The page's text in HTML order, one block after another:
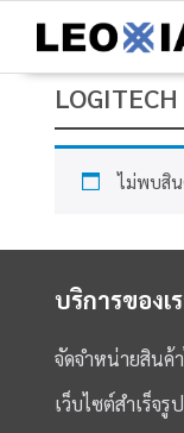
content
LOGITECH
ไม่พบสิน
บริการของเ
จัดจำหน่ายสินค้
เว็บไซต์สำเร็จรูป